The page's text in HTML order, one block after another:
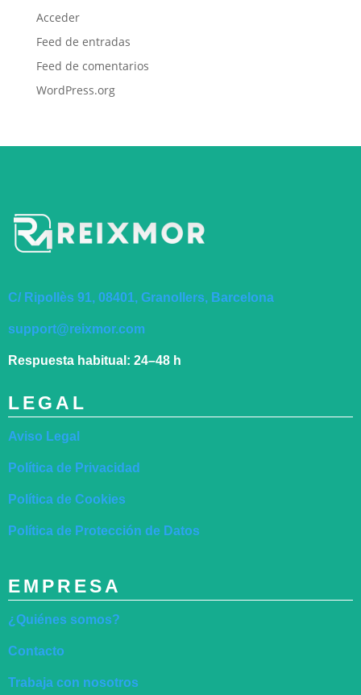
Acceder
Feed de entradas
Feed de comentarios
WordPress.org
C/ Ripollès 91, 08401, Granollers, Barcelona
support@reixmor.com
Respuesta habitual: 24–48 h
LEGAL
Aviso Legal
Política de Privacidad
Política de Cookies
Política de Protección de Datos
EMPRESA
¿Quiénes somos?
Contacto
Trabaja con nosotros